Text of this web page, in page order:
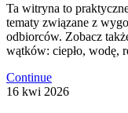
Ta witryna to
tematy związane z
odbiorców. Zobacz
wątków: ciepło, wodę,
Continue
16 kwi 2026